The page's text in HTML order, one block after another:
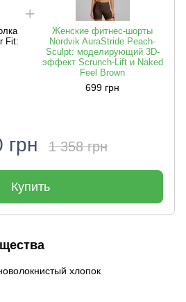
Fit:
Женские фитнес-шорты
Nordvik AuraStride Peach-
Sculpt: моделирующий 3D-
эффект Scrunch-Lift и Naked
Feel Brown
699 грн
грн 1 358 грн
Купить
хлопок